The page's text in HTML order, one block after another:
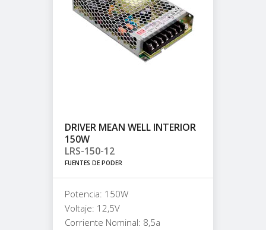
DRIVER MEAN WELL INTERIOR
150W
LRS-150-12
FUENTES DE PODER
Potencia: 150W
Voltaje: 12,5V
Corriente Nominal: 8,5a